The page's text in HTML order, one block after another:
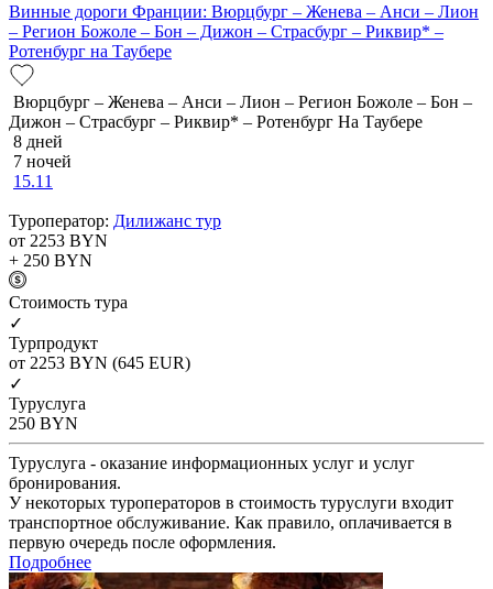
Винные дороги Франции: Вюрцбург – Женева – Анси – Лион
– Регион Божоле – Бон – Дижон – Страсбург – Риквир* –
Ротенбург на Таубере
Вюрцбург – Женева – Анси – Лион – Регион Божоле – Бон –
Дижон – Страсбург – Риквир* – Ротенбург На Таубере
8 дней
7 ночей
15.11
Туроператор: Дилижанс тур
от 2253 BYN
+ 250 BYN
Cтоимость тура
✓
Турпродукт
от 2253 BYN (645 EUR)
✓
Туруслуга
250 BYN
Туруслуга - оказание информационных услуг и услуг
бронирования.
У некоторых туроператоров в стоимость туруслуги входит
транспортное обслуживание. Как правило, оплачивается в
первую очередь после оформления.
Подробнее